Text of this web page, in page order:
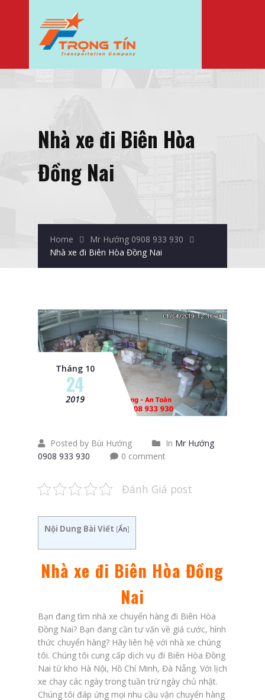
Nhà xe đi Biên Hòa
Đồng Nai
Home
Mr Hướng 0908 933 930
Nhà xe đi Biên Hòa Đồng Nai
Tháng 10
24
2019
Posted by Bùi Hướng In Mr Hướng
0908 933 930
0 comment
Đánh Giá post
Nội Dung Bài Viết [Ẩn]
Nhà xe đi Biên Hòa Đồng
Nai
Bạn đang tìm nhà xe chuyển hàng đi Biên Hòa
Đồng Nai? Bạn đang cần tư vấn về giá cước, hình
thức chuyển hàng? Hãy liên hệ với nhà xe chúng
tôi. Chúng tôi cung cấp dịch vụ đi Biên Hòa Đồng
Nai từ kho Hà Nội, Hồ Chí Minh, Đà Nẵng. Với lịch
xe chạy các ngày trong tuần trừ ngày chủ nhật.
Chúng tôi đáp ứng mọi nhu cầu vận chuyển hàng